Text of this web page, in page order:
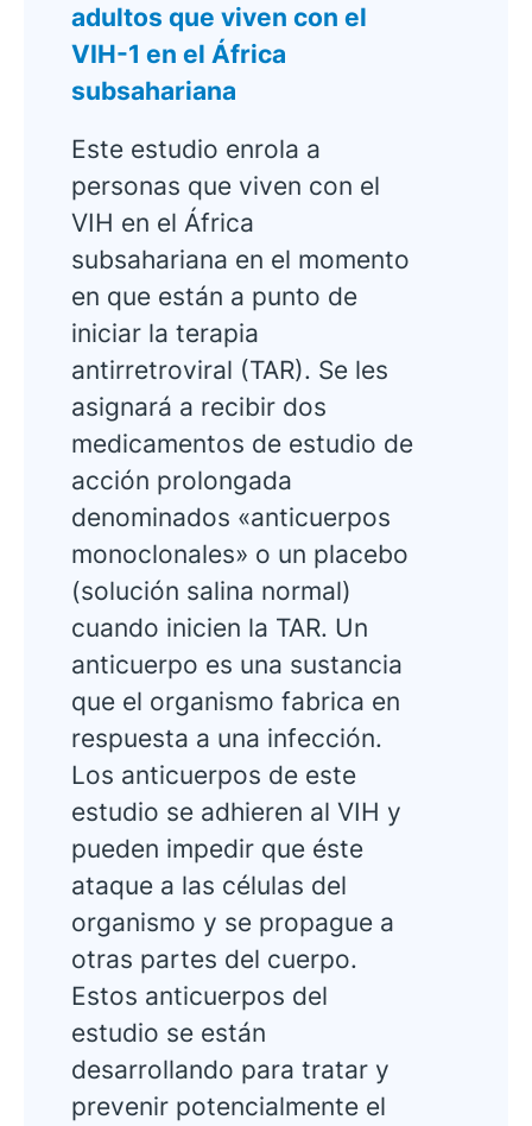
adultos que viven con el
VIH-1 en el África
subsahariana
Este estudio enrola a
personas que viven con el
VIH en el África
subsahariana en el momento
en que están a punto de
iniciar la terapia
antirretroviral (TAR). Se les
asignará a recibir dos
medicamentos de estudio de
acción prolongada
denominados «anticuerpos
monoclonales» o un placebo
(solución salina normal)
cuando inicien la TAR. Un
anticuerpo es una sustancia
que el organismo fabrica en
respuesta a una infección.
Los anticuerpos de este
estudio se adhieren al VIH y
pueden impedir que éste
ataque a las células del
organismo y se propague a
otras partes del cuerpo.
Estos anticuerpos del
estudio se están
desarrollando para tratar y
prevenir potencialmente el